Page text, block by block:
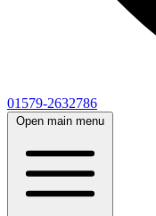
01579-2632786
Open main menu